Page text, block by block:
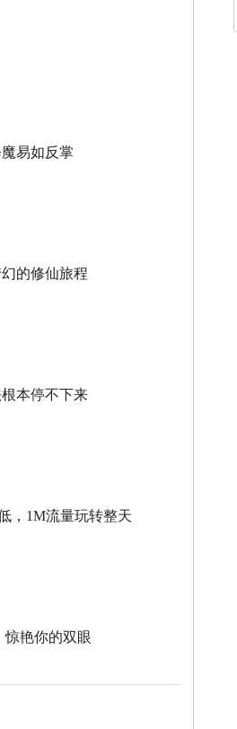
易如反掌
的修仙旅程
本停不下来
， 1M流量玩转整天
惊艳你的双眼